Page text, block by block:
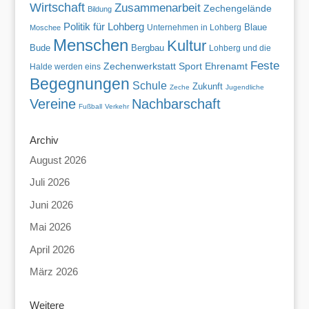
Wirtschaft Bildung Zusammenarbeit Zechengelände
Moschee Politik für Lohberg Unternehmen in Lohberg Blaue
Bude Menschen Bergbau Kultur Lohberg und die
Halde werden eins Zechenwerkstatt Sport Ehrenamt Feste
Begegnungen Schule Zeche Zukunft Jugendliche
Vereine Fußball Verkehr Nachbarschaft
Archiv
August 2026
Juli 2026
Juni 2026
Mai 2026
April 2026
März 2026
Weitere